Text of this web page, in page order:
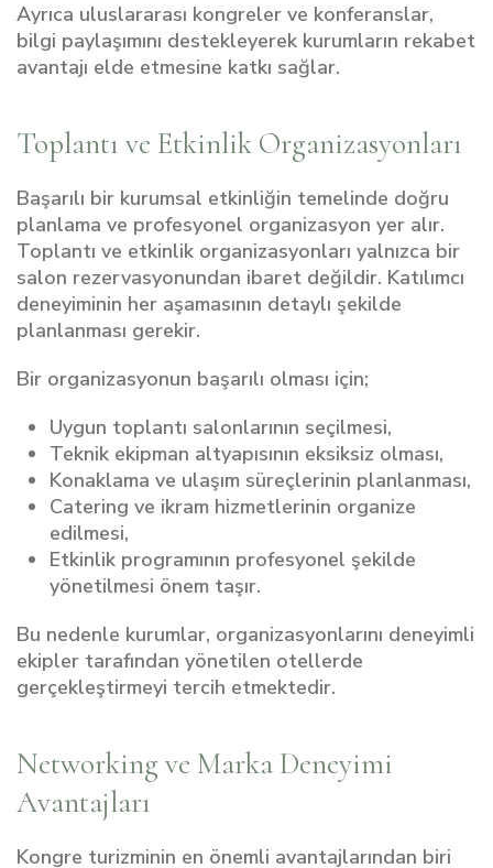
Ayrıca uluslararası kongreler ve konferanslar,
bilgi paylaşımını destekleyerek kurumların rekabet
avantajı elde etmesine katkı sağlar.
Toplantı ve Etkinlik Organizasyonları
Başarılı bir kurumsal etkinliğin temelinde doğru
planlama ve profesyonel organizasyon yer alır.
Toplantı ve etkinlik organizasyonları yalnızca bir
salon rezervasyonundan ibaret değildir. Katılımcı
deneyiminin her aşamasının detaylı şekilde
planlanması gerekir.
Bir organizasyonun başarılı olması için;
Uygun toplantı salonlarının seçilmesi,
Teknik ekipman altyapısının eksiksiz olması,
Konaklama ve ulaşım süreçlerinin planlanması,
Catering ve ikram hizmetlerinin organize
edilmesi,
Etkinlik programının profesyonel şekilde
yönetilmesi önem taşır.
Bu nedenle kurumlar, organizasyonlarını deneyimli
ekipler tarafından yönetilen otellerde
gerçekleştirmeyi tercih etmektedir.
Networking ve Marka Deneyimi
Avantajları
Kongre turizminin en önemli avantajlarından biri